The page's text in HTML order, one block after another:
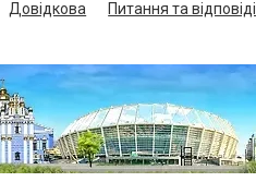
Довідкова Питання та відповіді